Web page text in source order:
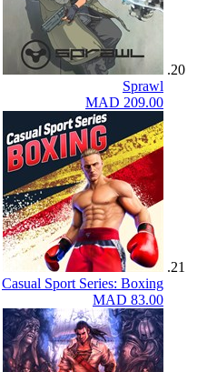
Sprawl
MAD 209.00
Casual Sport Series: Boxing
MAD 83.00